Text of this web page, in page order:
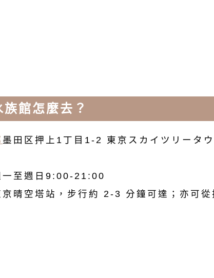
館怎麼去？
墨田区押上1丁目1-2 東京スカイツリータ
一至週日9:00-21:00
京晴空塔站，步行約 2‑3 分鐘可達；亦可